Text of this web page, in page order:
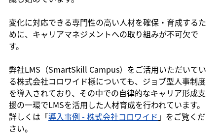
変化に対応できる専門性の高い人材を確保・育成するた
めに、キャリアマネジメントへの取り組みが不可欠で
す。
弊社LMS（SmartSkill Campus）をご活用いただいてい
る株式会社コロワイド様についても、ジョブ型人事制度
を導入されており、その中での自律的なキャリア形成支
援の一環でLMSを活用した人材育成を行われています。
詳しくは「導入事例 - 株式会社コロワイド 」をご覧くだ
さい。